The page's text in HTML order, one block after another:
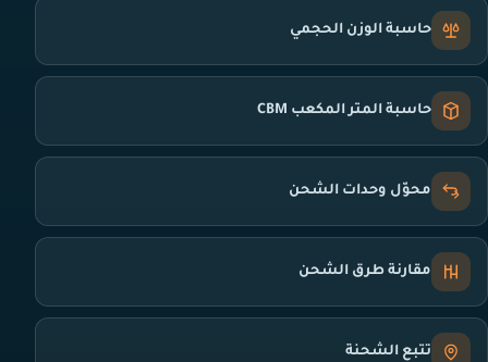
حاسبة الوزن الحجمي
حاسبة المتر المكعب CBM
محوّل وحدات الشحن
مقارنة طرق الشحن
تتبع الشحنة